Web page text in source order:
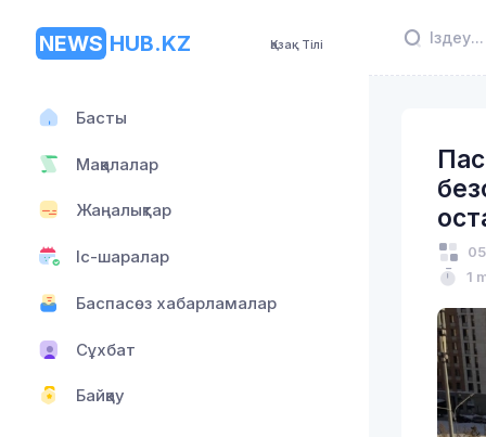
NEWS HUB.KZ Қазақ Тілі
Басты
Мақалалар
Жаңалықтар
Іс-шаралар
Баспасөз хабарламалар
Сұхбат
Байқау
1